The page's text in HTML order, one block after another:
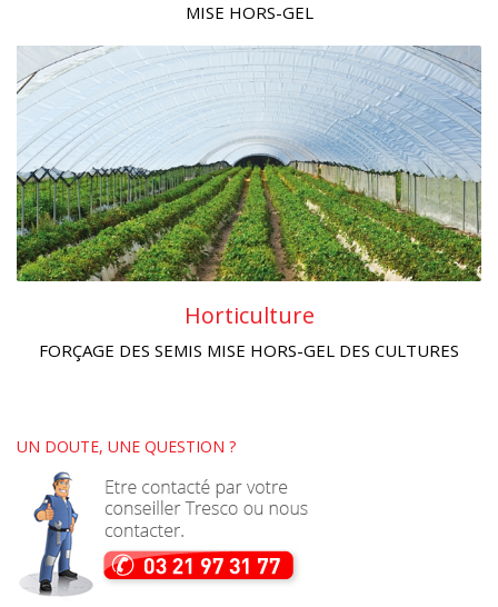
MISE HORS-GEL
Horticulture
FORÇAGE DES SEMIS MISE HORS-GEL DES CULTURES
UN DOUTE, UNE QUESTION ?